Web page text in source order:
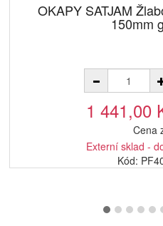
OKAPY SATJAM
150mm
1 441,00
Cena
Externí sklad -
Kód: